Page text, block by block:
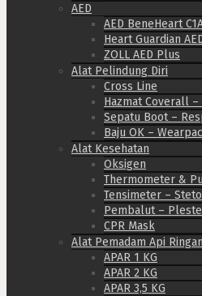
AED
AED BeneHeart
Heart Guardian
ZOLL AED Plus
Alat Pelindung Diri
Cross Line
Hazmat Coverall –
Sepatu Boot –
Baju OK –
Alat Kesehatan
Oksigen
Thermometer &
Tensimeter –
Pembalut –
CPR Mask
Alat Pemadam Api Ringan
APAR 1 KG
APAR 2 KG
APAR 3,5 KG